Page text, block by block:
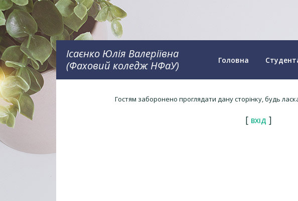
Ісаєнко Юлія Валеріївна
(Фаховий коледж НФаУ)
Головна
Гостям заборонено проглядати дану сторінку, будь
[ ВХІД ]